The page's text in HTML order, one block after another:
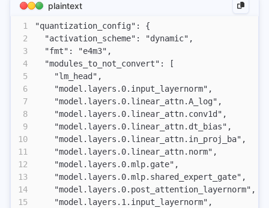
plaintext
1
2
3
4
5
6
7
8
9
10
11
12
13
14
15
"quantization_config": {
  "activation_scheme": "dynamic",
  "fmt": "e4m3",
  "modules_to_not_convert": [
    "lm_head",
    "model.layers.0.input_layernorm",
    "model.layers.0.linear_attn.A_log",
    "model.layers.0.linear_attn.conv1d",
    "model.layers.0.linear_attn.dt_bias",
    "model.layers.0.linear_attn.in_proj_ba",
    "model.layers.0.linear_attn.norm",
    "model.layers.0.mlp.gate",
    "model.layers.0.mlp.shared_expert_gate",
    "model.layers.0.post_attention_layernorm",
    "model.layers.1.input_layernorm",
os-elephant
操作系统真相还原01
操作系统真相还原02
other
300行代码写一个协程库
端口扫描
思科vpn连接分流
下载docker镜像
excel